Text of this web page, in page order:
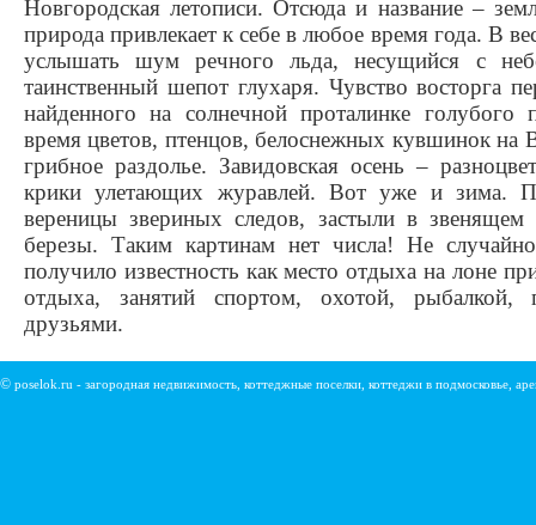
Новгородская летописи. Отсюда и название –
природа привлекает к себе в любое время года. В
услышать шум речного льда, несущийся с
таинственный шепот глухаря. Чувство восторга
найденного на солнечной проталинке
время цветов, птенцов, белоснежных кувшинок на
грибное раздолье. Завидовская осень –
крики улетающих журавлей. Вот уже и зима.
вереницы звериных следов, застыли в
березы. Таким картинам нет числа! Не
получило известность как место отдыха на лоне
отдыха, занятий спортом, охотой,
друзьями.
© poselok.ru - загородная недвижимость, коттеджные поселки, коттеджи в подмосковье,